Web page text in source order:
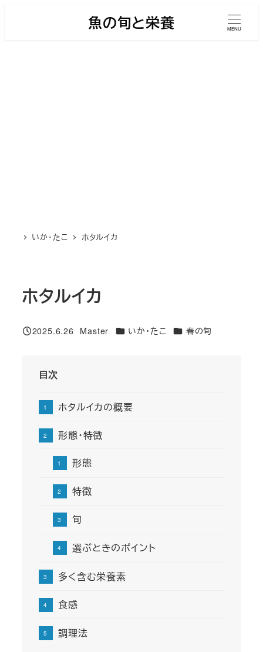
魚の旬と栄養 MENU
いか・たこ ホタルイカ
ホタルイカ
投稿日
2025.6.26
著
Master カテゴリー
いか・たこ カテゴリー
春の旬
目次
ホタルイカの概要
形態・特徴
形態
特徴
旬
選ぶときのポイント
多く含む栄養素
食感
調理法